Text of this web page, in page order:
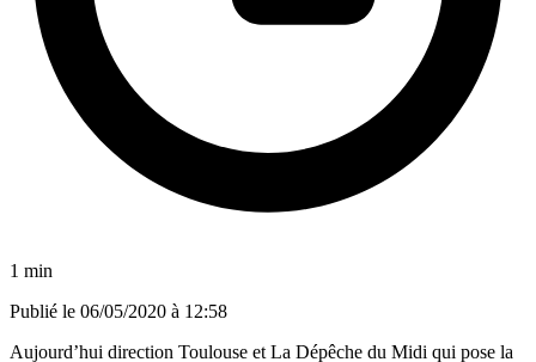
1 min
Publié le 06/05/2020 à 12:58
Aujourd’hui direction Toulouse et La Dépêche du Midi qui pose la